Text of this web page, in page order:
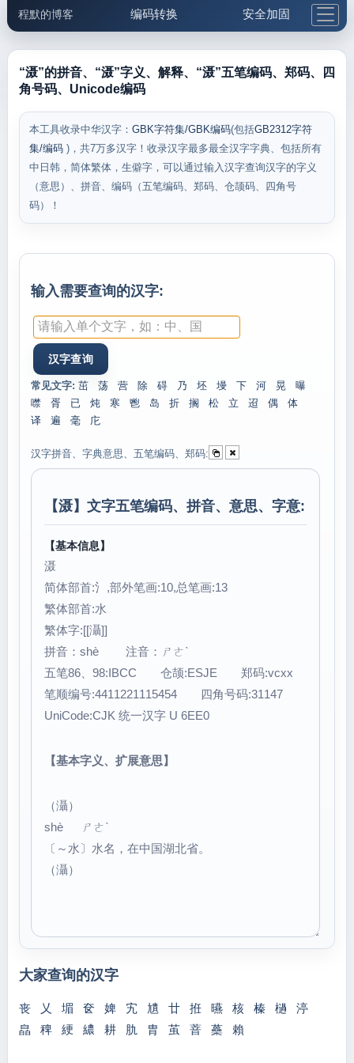
程默的博客 编码转换 安全加固
邮件工具 生活便民 更多工具
“滠”的拼音、“滠”字义、解释、“滠”五笔编码、郑码、四
角号码、Unicode编码
本工具收录中华汉字： GBK字符集/GBK编码(包括GB2312字符
集/编码 )，共7万多汉字！收录汉字最多最全汉字字典、包括所有
中日韩，简体繁体，生僻字，可以通过输入汉字查询汉字的字义
（意思）、拼音、编码（五笔编码、郑码、仓颉码、四角号
码）！
输入需要查询的汉字:
常见文字: 茁 荡 营 除 碍 乃 坯 墁 下 河 晃
曝
噤
胥 已 炖 寒 鬯 岛 折 搁 松 立 迢 偶
体
译
遍 毫 庀
汉字拼音、字典意思、五笔编码、郑码:
【滠】文字五笔编码、拼音、意思、字意:
【基本信息】
滠
简体部首:氵,部外笔画:10,总笔画:13
繁体部首:水
繁体字:[[灄]]
拼音：shè 注音：ㄕㄜˋ
五笔86、98:IBCC 仓颉:ESJE 郑码:vcxx
笔顺编号:4411221115454 四角号码:31147
UniCode:CJK 统一汉字 U 6EE0
【基本字义、扩展意思】
（灄）
shè ㄕㄜˋ
〔～水〕水名，在中国湖北省。
（灄）
大家查询的汉字
丧 乂 堳 奁 婢 宄 尵 廿 拰 曣 核 榛 檛
渟
皛
稗 綆 繷 耕 肍 胄 茧 萻 蘽 賴